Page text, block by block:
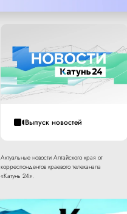
Выпуск новостей
Актуальные новости Алтайского края от
корреспондентов краевого телеканала
«Катунь 24».